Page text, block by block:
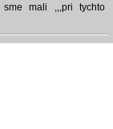
sme mali ,,,pri tychto